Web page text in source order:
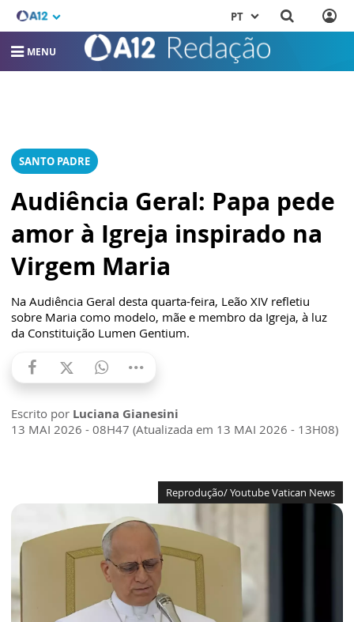
PT
MENU
SANTO PADRE
Audiência Geral: Papa pede
amor à Igreja inspirado na
Virgem Maria
Na Audiência Geral desta quarta-feira, Leão XIV refletiu
sobre Maria como modelo, mãe e membro da Igreja, à luz
da Constituição Lumen Gentium.
Escrito por Luciana Gianesini
13 MAI 2026 - 08H47 (Atualizada em 13 MAI 2026 - 13H08)
Reprodução/ Youtube Vatican News